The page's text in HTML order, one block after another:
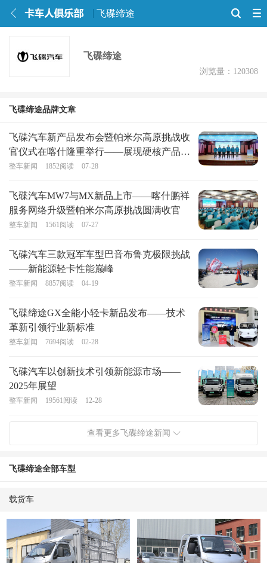
飞碟缔途
飞碟缔途
浏览量：120308
飞碟缔途品牌文章
飞碟汽车新产品发布会暨帕米尔高原挑战收
官仪式在喀什隆重举行——展现硬核产品力
与民族品牌精神
整车新闻 1852阅读 07-28
飞碟汽车MW7与MX新品上市——喀什鹏祥
服务网络升级暨帕米尔高原挑战圆满收官
整车新闻 1561 阅读 07-27
飞碟汽车三款冠军车型巴音布鲁克极限挑战
——新能源轻卡性能巅峰
整车新闻 8857阅读 04-19
飞碟缔途GX全能小轻卡新品发布——技术
革新引领行业新标准
整车新闻 7694阅读 02-28
飞碟汽车以创新技术引领新能源市场——
2025年展望
整车新闻 19561 阅读 12-28
查看更多飞碟缔途新闻
飞碟缔途全部车型
载货车